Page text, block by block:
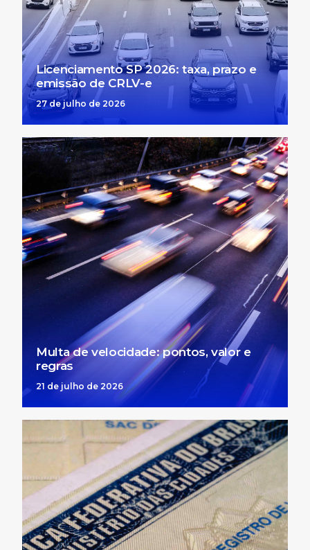
Licenciamento SP 2026: taxa, prazo e
emissão de CRLV-e
27 de julho de 2026
Multa de velocidade: pontos, valor e
regras
21 de julho de 2026